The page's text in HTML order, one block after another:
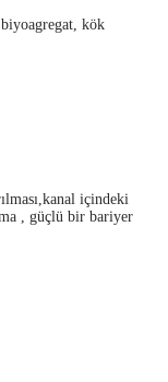
kök
içindeki
, güçlü bir bariyer